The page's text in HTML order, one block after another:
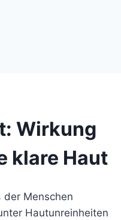
Wirkung
klare Haut
der Menschen
Hautunreinheiten